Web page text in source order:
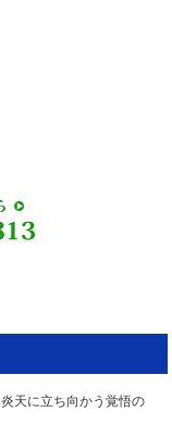
炎天に立ち向かう覚悟の